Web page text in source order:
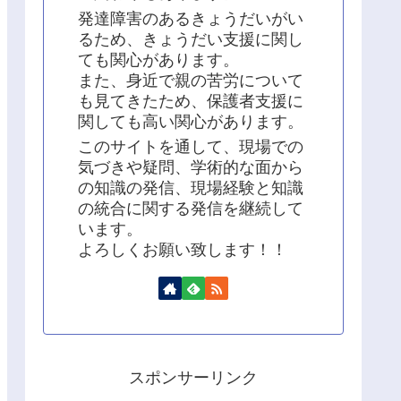
発達障害のあるきょうだいがい
るため、きょうだい支援に関し
ても関心があります。
また、身近で親の苦労について
も見てきたため、保護者支援に
関しても高い関心があります。
このサイトを通して、現場での
気づきや疑問、学術的な面から
の知識の発信、現場経験と知識
の統合に関する発信を継続して
います。
よろしくお願い致します！！
スポンサーリンク